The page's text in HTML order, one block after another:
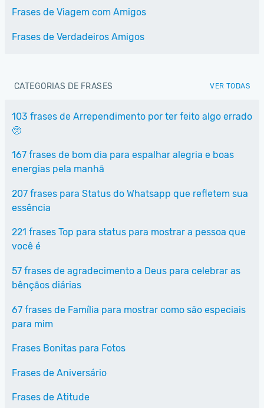
Frases de Viagem com Amigos
Frases de Verdadeiros Amigos
CATEGORIAS DE FRASES VER TODAS
103 frases de Arrependimento por ter feito algo errado
🥺
167 frases de bom dia para espalhar alegria e boas
energias pela manhã
207 frases para Status do Whatsapp que refletem sua
essência
221 frases Top para status para mostrar a pessoa que
você é
57 frases de agradecimento a Deus para celebrar as
bênçãos diárias
67 frases de Família para mostrar como são especiais
para mim
Frases Bonitas para Fotos
Frases de Aniversário
Frases de Atitude